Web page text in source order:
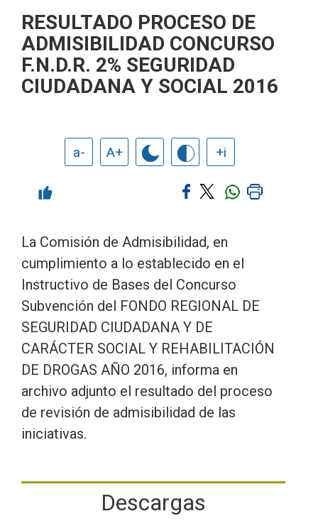
RESULTADO PROCESO DE
ADMISIBILIDAD CONCURSO
F.N.D.R. 2% SEGURIDAD
CIUDADANA Y SOCIAL 2016
a- A+ +i
La Comisión de Admisibilidad, en
cumplimiento a lo establecido en el
Instructivo de Bases del Concurso
Subvención del FONDO REGIONAL DE
SEGURIDAD CIUDADANA Y DE
CARÁCTER SOCIAL Y REHABILITACIÓN
DE DROGAS AÑO 2016, informa en
archivo adjunto el resultado del proceso
de revisión de admisibilidad de las
iniciativas.
Descargas